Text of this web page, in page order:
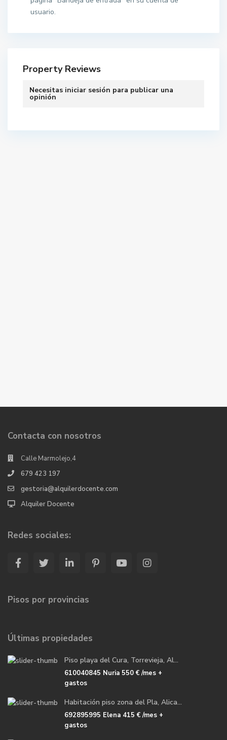
usuario.
Property Reviews
Necesitas iniciar sesión para publicar una
opinión
Contacta con nosotros
Calle Marmolejo,4
679 423 197
gestoria@alquilerdocente.com
Alquiler Docente
Redes sociales:
Pisos por provincias
Últimas propiedades
Piso playa del Cura, Torrevieja, Al...
610040845 Nuria 550 €/mes +
gastos
Habitación piso zona del Pla, Alica...
692895995 Elena 415 €/mes +
gastos